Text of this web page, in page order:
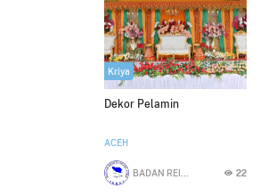
Kriya
Dekor Pelamin
ACEH
22